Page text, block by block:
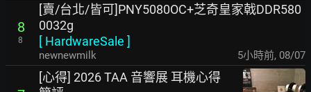
8
8
[賣/台北/皆可]PNY5080OC+芝奇皇家戟DDR580
0032g
[ HardwareSale ]
newnewmilk 5小時前, 08/07
[心得] 2026 TAA 音響展 耳機心得